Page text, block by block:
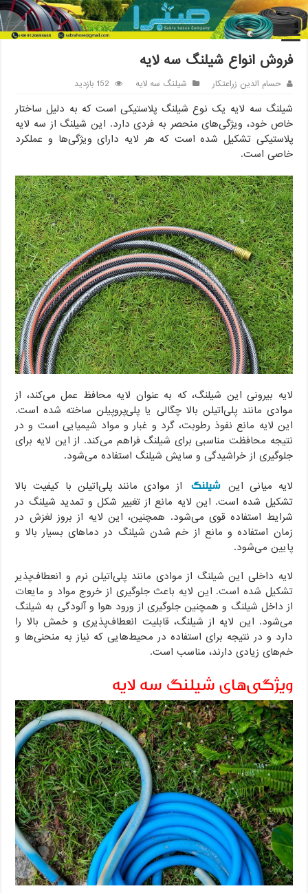
خانه / شیلنگ سه لایه / فروش انواع شیلنگ سه لایه
فروش انواع شیلنگ سه لایه
حسام الدین زراعتکار شیلنگ سه لایه 152 بازدید
شیلنگ سه لایه یک نوع شیلنگ پلاستیکی است که به دلیل ساختار
خاص خود، ویژگی‌های منحصر به فردی دارد. این شیلنگ از سه لایه
پلاستیکی تشکیل شده است که هر لایه دارای ویژگی‌ها و عملکرد
خاصی است.
لایه بیرونی این شیلنگ، که به عنوان لایه محافظ عمل می‌کند، از
موادی مانند پلی‌اتیلن بالا چگالی یا پلی‌پروپیلن ساخته شده است.
این لایه مانع نفوذ رطوبت، گرد و غبار و مواد شیمیایی است و در
نتیجه محافظت مناسبی برای شیلنگ فراهم می‌کند. از این لایه برای
جلوگیری از خراشیدگی و سایش شیلنگ استفاده می‌شود.
لایه میانی این شیلنگ
از موادی مانند پلی‌اتیلن با کیفیت بالا
تشکیل شده است. این لایه مانع از تغییر شکل و تمدید شیلنگ در
شرایط استفاده قوی می‌شود. همچنین، این لایه از بروز لغزش در
زمان استفاده و مانع از خم شدن شیلنگ در دماهای بسیار بالا و
پایین می‌شود.
لایه داخلی این شیلنگ از موادی مانند پلی‌اتیلن نرم و انعطاف‌پذیر
تشکیل شده است. این لایه باعث جلوگیری از خروج مواد و مایعات
از داخل شیلنگ و همچنین جلوگیری از ورود هوا و آلودگی به شیلنگ
می‌شود. این لایه از شیلنگ، قابلیت انعطاف‌پذیری و خمش بالا را
دارد و در نتیجه برای استفاده در محیط‌هایی که نیاز به منحنی‌ها و
خم‌های زیادی دارند، مناسب است.
ویژگی‌های شیلنگ سه لایه